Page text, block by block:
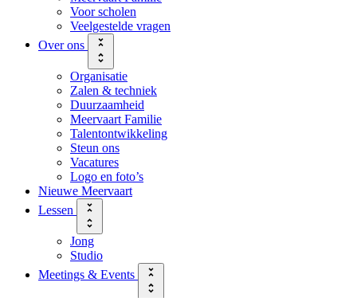
Voor scholen
Veelgestelde vragen
Over ons
Organisatie
Zalen & techniek
Duurzaamheid
Meervaart Familie
Talentontwikkeling
Steun ons
Vacatures
Logo en foto’s
Nieuwe Meervaart
Lessen
Jong
Studio
Meetings & Events